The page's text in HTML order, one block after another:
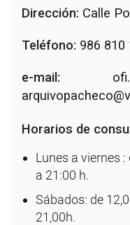
Dirección: Calle
Teléfono: 986 810
e-mail:
Horarios de
Lunes a viernes
a 21:00 h.
Sábados: de
21,00h.